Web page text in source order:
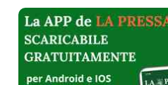
La Pressa